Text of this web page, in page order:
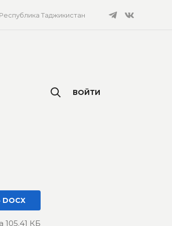
Республика Таджикистан
ВОЙТИ
105.41 КБ